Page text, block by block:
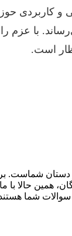
و کاربردی
با عزم
است.
دستان شماست.
همین حالا با
سوالات شما